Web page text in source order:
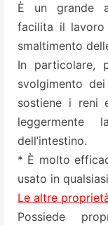
È un grande
facilita il
smaltimento
In particolare,
svolgimento
sostiene i reni
dell’intestino.
* È molto
usato in
Le altre
Possiede